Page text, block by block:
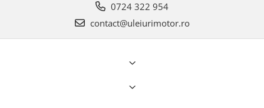
0724 322 954
contact@uleiurimotor.ro